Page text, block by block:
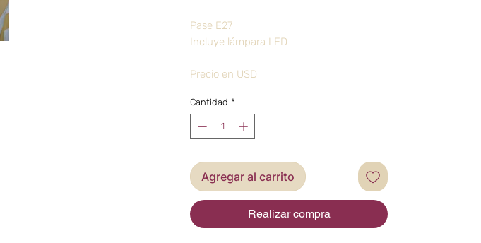
Pase E27
Incluye lámpara LED
Precio en USD
Cantidad *
Agregar al carrito
Realizar compra